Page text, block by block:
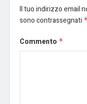
Il tuo indirizzo email
sono contrassegnati
Commento *